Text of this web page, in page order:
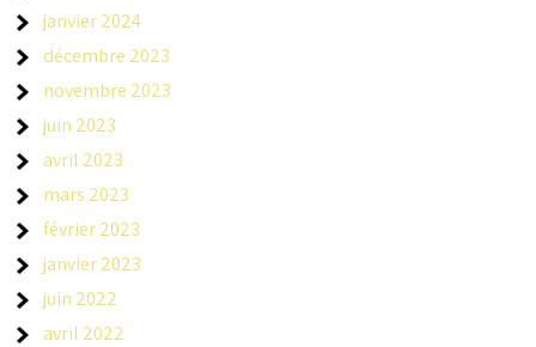
janvier 2024
décembre 2023
novembre 2023
juin 2023
avril 2023
mars 2023
février 2023
janvier 2023
juin 2022
avril 2022